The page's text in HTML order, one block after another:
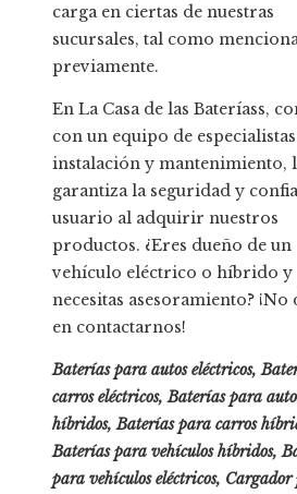
carga en ciertas de nuestras
sucursales, tal como
previamente.
En La Casa de las Bateríass,
con un equipo de
instalación y mantenimiento,
garantiza la seguridad y
usuario al adquirir nuestros
productos. ¿Eres dueño de un
vehículo eléctrico o híbrido y
necesitas asesoramiento? ¡No
en contactarnos!
Baterías para autos eléctricos,
carros eléctricos, Baterías para
híbridos, Baterías para carros
Baterías para vehículos híbridos,
para vehículos eléctricos,